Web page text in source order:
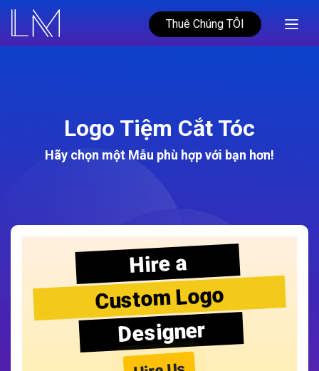
Thuê Chúng TÔI
Logo Tiệm Cắt Tóc
Hãy chọn một Mẫu phù hợp với bạn hơn!
Hire a
Custom Logo
Designer